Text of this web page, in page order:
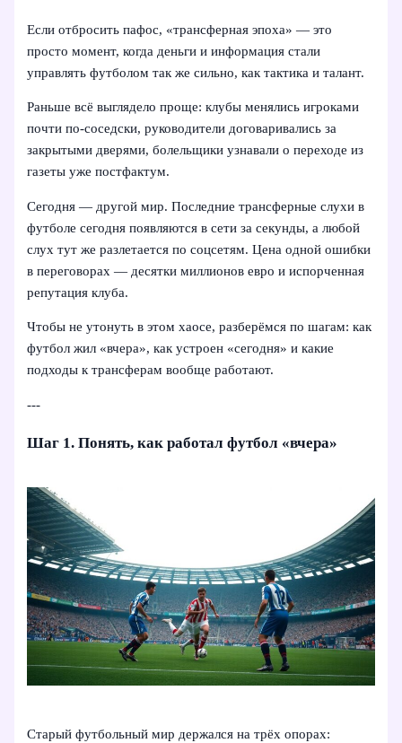
Если отбросить пафос, «трансферная эпоха» — это
просто момент, когда деньги и информация стали
управлять футболом так же сильно, как тактика и талант.
Раньше всё выглядело проще: клубы менялись игроками
почти по-соседски, руководители договаривались за
закрытыми дверями, болельщики узнавали о переходе из
газеты уже постфактум.
Сегодня — другой мир. Последние трансферные слухи в
футболе сегодня появляются в сети за секунды, а любой
слух тут же разлетается по соцсетям. Цена одной ошибки
в переговорах — десятки миллионов евро и испорченная
репутация клуба.
Чтобы не утонуть в этом хаосе, разберёмся по шагам: как
футбол жил «вчера», как устроен «сегодня» и какие
подходы к трансферам вообще работают.
---
Шаг 1. Понять, как работал футбол «вчера»
Старый футбольный мир держался на трёх опорах: